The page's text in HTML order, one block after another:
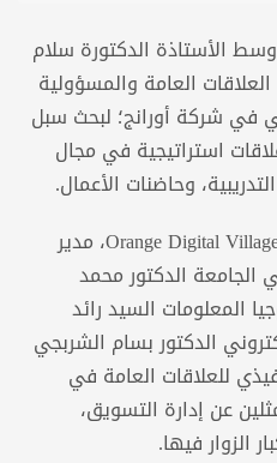
الأستاذة الدكتورة سلام
العلاقات العامة والمسؤولية
في شركة أورانج؛ لبحث سبل
استراتيجية في مجال
وحاضنات الأعمال.
وحضر الاجتماع الذي عقد في Orange Digital Village، مدير
الجامعة الدكتور محمد
المعلومات السيد رائد
الدكتور بسام الشربجي
للعلاقات العامة في
عن إدارة التسويق،
الزوار فيها.